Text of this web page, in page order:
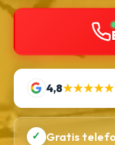
4,8★★★★★
✓ Gratis